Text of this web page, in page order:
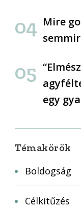
Mire
egy
Témakörök
Boldogság
Célkitűzés